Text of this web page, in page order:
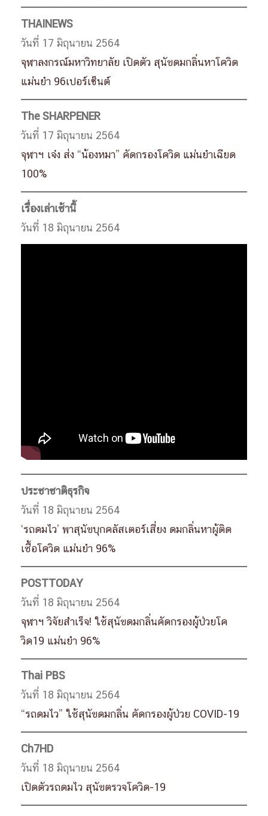
THAINEWS
วันที่ 17 มิถุนายน 2564
จุฬาลงกรณ์มหาวิทยาลัย เปิดตัว สุนัขดมกลิ่นหาโควิด
แม่นยำ 96เปอร์เซ็นต์
The SHARPENER
วันที่ 17 มิถุนายน 2564
จุฬาฯ เจ๋ง ส่ง “น้องหมา” คัดกรองโควิด แม่นยำเฉียด
100%
เรื่องเล่าเช้านี้
วันที่ 18 มิถุนายน 2564
ประชาชาติธุรกิจ
วันที่ 18 มิถุนายน 2564
‘รถดมไว’ พาสุนัขบุกคลัสเตอร์เสี่ยง ดมกลิ่นหาผู้ติด
เชื้อโควิด แม่นยำ 96%
POSTTODAY
วันที่ 18 มิถุนายน 2564
จุฬาฯ วิจัยสำเร็จ! ใช้สุนัขดมกลิ่นคัดกรองผู้ป่วยโค
วิด19 แม่นยำ 96%
Thai PBS
วันที่ 18 มิถุนายน 2564
“รถดมไว” ใช้สุนัขดมกลิ่น คัดกรองผู้ป่วย COVID-19
Ch7HD
วันที่ 18 มิถุนายน 2564
เปิดตัวรถดมไว สุนัขตรวจโควิด-19